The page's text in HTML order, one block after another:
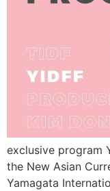
exclusive program
the New Asian
Yamagata